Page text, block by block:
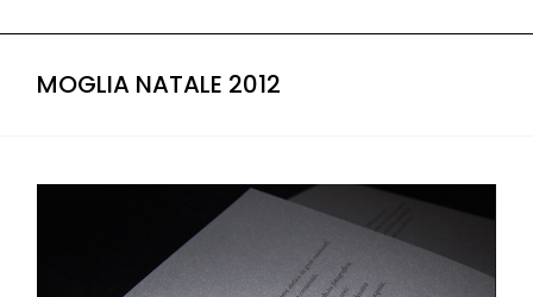
MOGLIA NATALE 2012